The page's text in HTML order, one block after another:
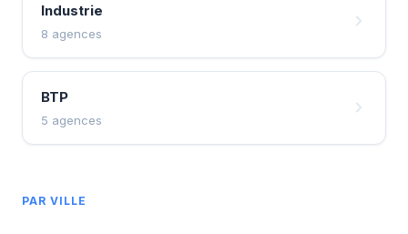
Industrie
8 agences
BTP
5 agences
PAR VILLE